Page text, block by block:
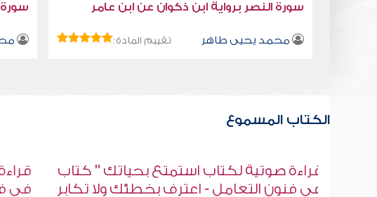
سورة النصر برواية ابن ذكوان عن ابن عامر
محمد يحيى طاهر تقييم المادة:
سورة
الكتاب المسموع
قراءة صوتية لكتاب استمتع بحياتك " كتاب
في فنون التعامل - اجعل لسانك عذبا